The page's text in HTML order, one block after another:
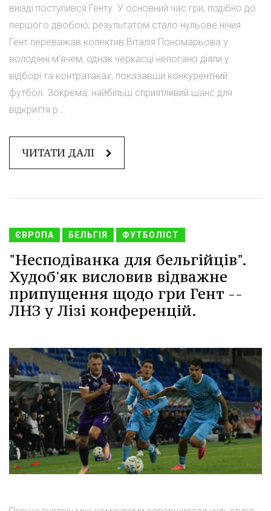
виїзді поступився Генту. У основний час гри, подібно до
першого двобою, результатом стало нульове нічия.
Гент переважав колектив Віталія Пономарьова у
володінні м'ячем, однак черкасці непогано діяли у
відборі та контратаках, показавши конкурентний
футбол. Зокрема, найбільш сприятливий шанс для
відкриття р...
ЧИТАТИ ДАЛІ
ЄВРОПА БЕЛЬГІЯ ФУТБОЛІСТ
"Несподіванка для бельгійців".
Худоб'як висловив відважне
припущення щодо гри Гент --
ЛНЗ у Лізі конференцій.